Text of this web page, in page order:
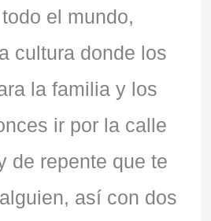
el mundo,
cultura donde los
la familia y los
ir por la calle
de repente que te
así con dos